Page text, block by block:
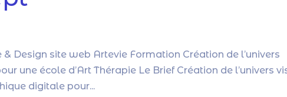
& Design site web Artevie Formation Création de l’univers
une école d’Art Thérapie Le Brief Création de l’univers
digitale pour...